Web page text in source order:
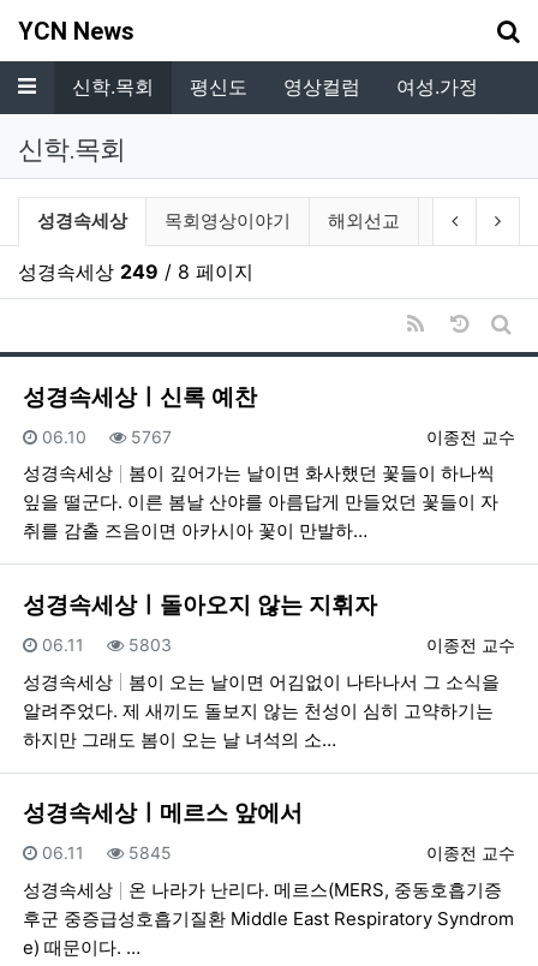
YCN News
메뉴
지 신학.목회 평신도 영상컬럼 여성.가정
신학.목회
신학.목회 분류 목록
현재 분류
성경속세상 목회영상이야기 해외선교 재미있는 예
이전 분류
다
성경속세상 249 / 8 페이지
RSS
날짜순
게
성경속세상ㅣ신록 예찬
등록자
이종전 교수
등록일
06.10 조회
5767
성경속세상
봄이 깊어가는 날이면 화사했던 꽃들이 하나씩
잎을 떨군다. 이른 봄날 산야를 아름답게 만들었던 꽃들이 자
취를 감출 즈음이면 아카시아 꽃이 만발하…
성경속세상ㅣ돌아오지 않는 지휘자
등록자
이종전 교수
등록일
06.11 조회
5803
성경속세상
봄이 오는 날이면 어김없이 나타나서 그 소식을
알려주었다. 제 새끼도 돌보지 않는 천성이 심히 고약하기는
하지만 그래도 봄이 오는 날 녀석의 소…
성경속세상ㅣ메르스 앞에서
등록자
이종전 교수
등록일
06.11 조회
5845
성경속세상
온 나라가 난리다. 메르스(MERS, 중동호흡기증
후군 중증급성호흡기질환 Middle East Respiratory Syndrom
e) 때문이다. …